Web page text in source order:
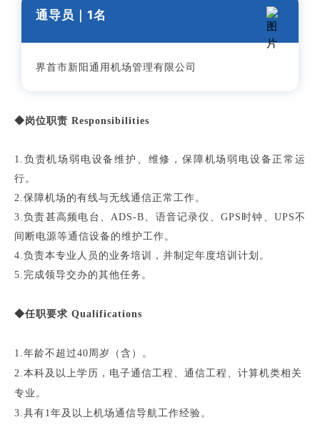
通导员 ｜1名
界首市新阳通用机场管理有限公司
◆岗位职责 Responsibilities
1.负责机场弱电设备维护、维修，保障机场弱电设备正常运
行。
2.保障机场的有线与无线通信正常工作。
3.负责甚高频电台、ADS-B、语音记录仪、GPS时钟、UPS不
间断电源等通信设备的维护工作。
4.负责本专业人员的业务培训，并制定年度培训计划。
5.完成领导交办的其他任务。
◆任职要求 Qualifications
1.年龄不超过40周岁（含）。
2.本科及以上学历，电子通信工程、通信工程、计算机类相关
专业。
3.具有1年及以上机场通信导航工作经验。